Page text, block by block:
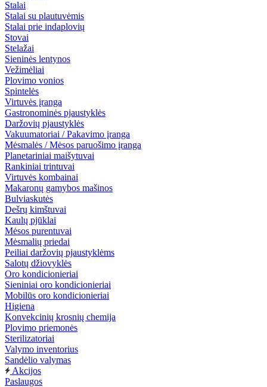
Stalai
Stalai su plautuvėmis
Stalai prie indaplovių
Stovai
Stelažai
Sieninės lentynos
Vežimėliai
Plovimo vonios
Spintelės
Virtuvės įranga
Gastronominės pjaustyklės
Daržovių pjaustyklės
Vakuumatoriai / Pakavimo įranga
Mėsmalės / Mėsos paruošimo įranga
Planetariniai maišytuvai
Rankiniai trintuvai
Virtuvės kombainai
Makaronų gamybos mašinos
Bulviaskutės
Dešrų kimštuvai
Kaulų pjūklai
Mėsos purentuvai
Mėsmalių priedai
Peiliai daržovių pjaustyklėms
Salotų džiovyklės
Oro kondicionieriai
Sieniniai oro kondicionieriai
Mobilūs oro kondicionieriai
Higiena
Konvekcinių krosnių chemija
Plovimo priemonės
Sterilizatoriai
Valymo inventorius
Sandėlio valymas
Akcijos
Paslaugos